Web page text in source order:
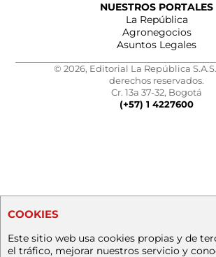
NUESTROS PORTALES
La República
Agronegocios
Asuntos Legales
© 2026, Editorial La República
derechos reservados.
Cr. 13a 37-32, Bogotá
(+57) 1 4227600
COOKIES
Este sitio web usa cookies propias y de
el tráfico, mejorar nuestros servicio y